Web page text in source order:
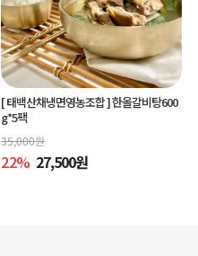
[ 태백산채냉면영농조합 ]한올갈비탕600
g*5팩
35,000원
22% 27,500원